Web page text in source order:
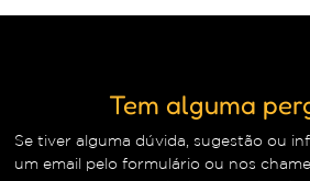
Tem alguma
Se tiver alguma dúvida, sugestão ou
um email pelo formulário ou nos